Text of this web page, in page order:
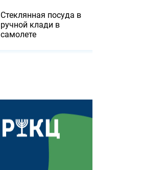
Стеклянная посуда в
ручной клади в
самолете